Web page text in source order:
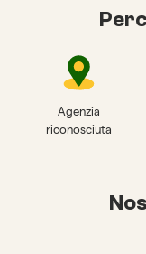
Agenzia
riconosciuta